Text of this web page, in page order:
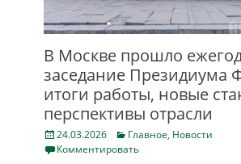
В Москве прошло
заседание Президиума
итоги работы, новые
перспективы отрасли
Posted
on
24.03.2026 Categories
Главное, Новости
Комментировать